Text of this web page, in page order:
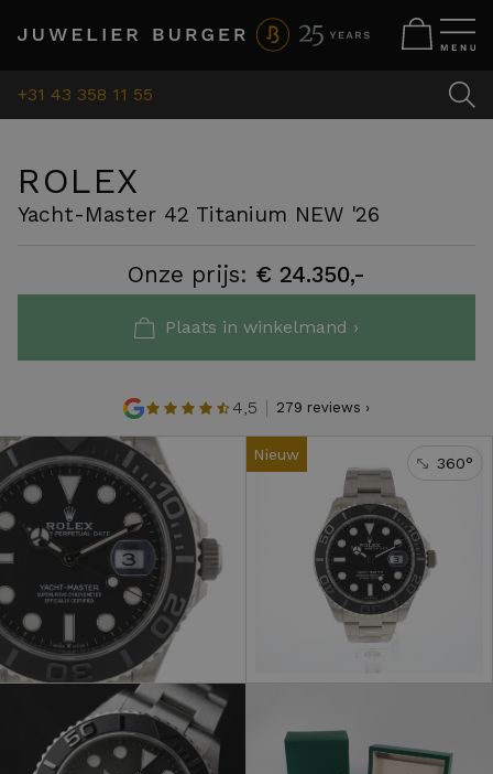
+31 43 358 11 55
ROLEX
Yacht-Master 42 Titanium NEW '26
Onze prijs: € 24.350,-
Plaats in winkelmand ›
4,5 279 reviews ›
Nieuw
360°